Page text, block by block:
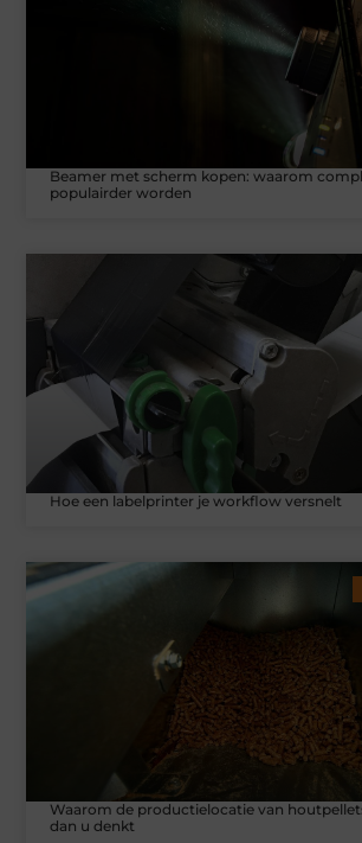
Beamer met scherm kopen: waarom
populairder worden
Hoe een labelprinter je workflow versnelt
Waarom de productielocatie van
dan u denkt